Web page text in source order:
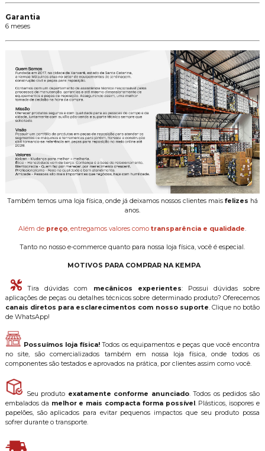
Garantia
6 meses
Também temos uma loja física, onde já deixamos nossos clientes mais felizes há
anos.
Além de preço, entregamos valores comotransparência e qualidade.
Tanto no nosso e-commerce quanto para nossa loja física, você é especial.
MOTIVOS PARA COMPRAR NA KEMPA
Tira dúvidas com mecânicos experientes: Possui dúvidas sobre
aplicações de peças ou detalhes técnicos sobre determinado produto? Oferecemos
canais diretos para esclarecimentos com nosso suporte. Clique no botão
de WhatsApp!
Possuímos loja física!Todos os equipamentos e peças que você encontra
no site, são comercializados também em nossa loja física, onde todos os
componentes são testados e aprovados na prática, por clientes assim como você.
Seu produto exatamente conforme anunciado. Todos os pedidos são
embalados da melhor e mais compacta forma possível . Plásticos, isopores e
papelões, são aplicados para evitar pequenos impactos que seu produto possa
sofrer durante o transporte.